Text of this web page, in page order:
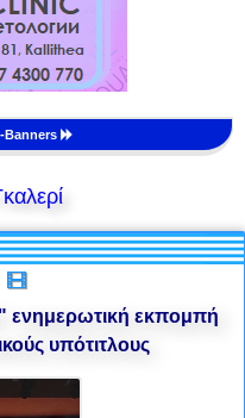
Banners
εκπομπή
υπότιτλους